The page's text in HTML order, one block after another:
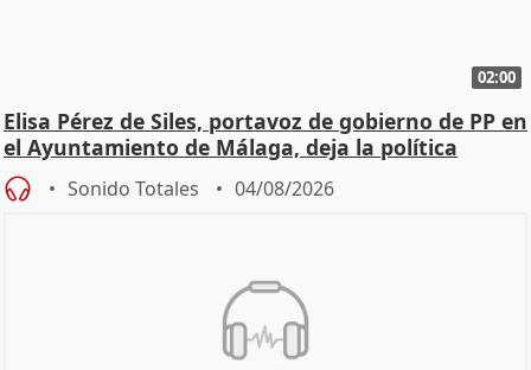
02:00
Elisa Pérez de Siles, portavoz de gobierno de PP en
el Ayuntamiento de Málaga, deja la política
Sonido Totales 04/08/2026